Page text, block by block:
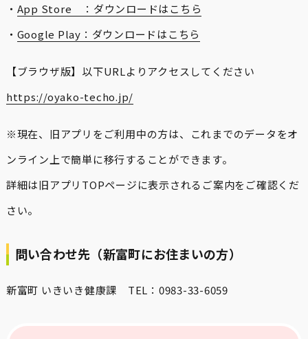
・ App Store ：ダウンロードはこちら
・ Google Play：ダウンロードはこちら
【ブラウザ版】以下URLよりアクセスしてください
https://oyako-techo.jp/
※現在、旧アプリをご利用中の方は、これまでのデータをオ
ンライン上で簡単に移行することができます。
詳細は旧アプリTOPページに表示されるご案内をご確認くだ
さい。
問い合わせ先（新富町にお住まいの方）
新富町 いきいき健康課 TEL：0983-33-6059